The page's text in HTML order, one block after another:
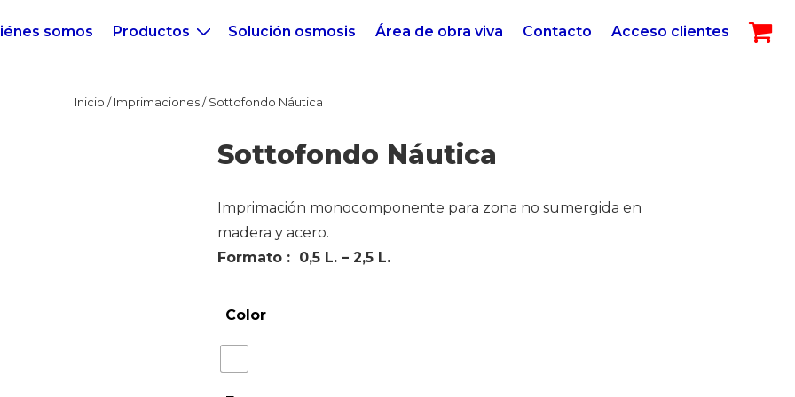
somos Productos Solución osmosis Área de obra viva Contacto Acceso clientes
Inicio /Imprimaciones/ Sottofondo Náutica
Sottofondo Náutica
Imprimación monocomponente para zona no sumergida en
madera y acero.
Formato : 0,5 L. – 2,5 L.
Color